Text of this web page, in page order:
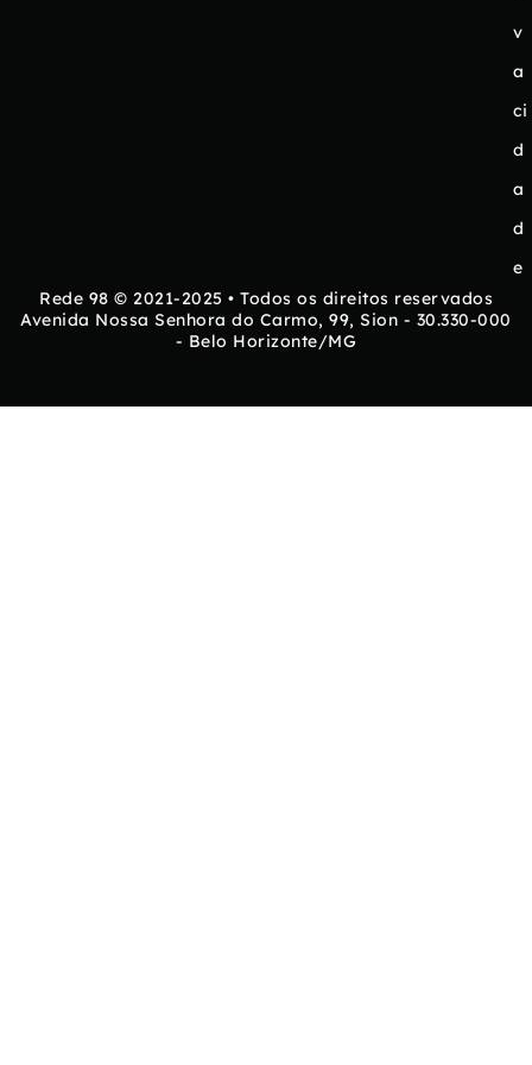
v
a
ci
d
a
d
e
Rede 98 © 2021-2025 • Todos os direitos reservados
Avenida Nossa Senhora do Carmo, 99, Sion - 30.330-000
- Belo Horizonte/MG